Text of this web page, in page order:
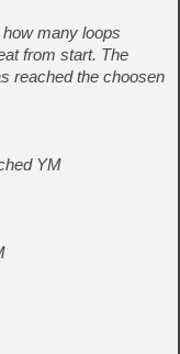
many loops
from start. The
reached the choosen
YM